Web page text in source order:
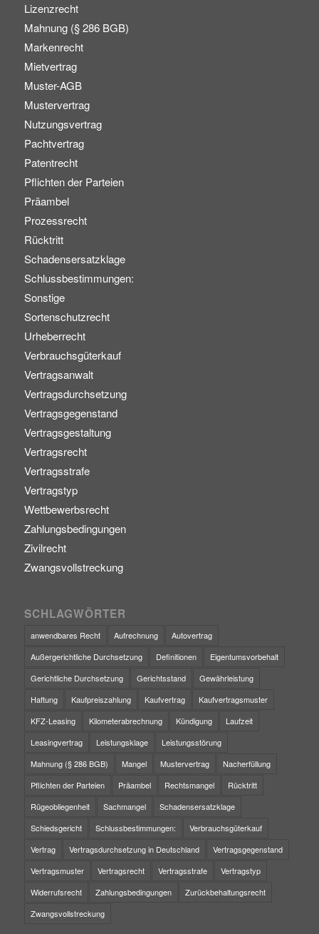
Lizenzrecht
Mahnung (§ 286 BGB)
Markenrecht
Mietvertrag
Muster-AGB
Mustervertrag
Nutzungsvertrag
Pachtvertrag
Patentrecht
Pflichten der Parteien
Präambel
Prozessrecht
Rücktritt
Schadensersatzklage
Schlussbestimmungen:
Sonstige
Sortenschutzrecht
Urheberrecht
Verbrauchsgüterkauf
Vertragsanwalt
Vertragsdurchsetzung
Vertragsgegenstand
Vertragsgestaltung
Vertragsrecht
Vertragsstrafe
Vertragstyp
Wettbewerbsrecht
Zahlungsbedingungen
Zivilrecht
Zwangsvollstreckung
SCHLAGWÖRTER
anwendbares Recht Aufrechnung
Autovertrag
Außergerichtliche Durchsetzung
Definitionen
Eigentumsvorbehalt
Gerichtliche Durchsetzung
Gerichtsstand
Gewährleistung
Haftung
Kaufpreiszahlung Kaufvertrag
Kaufvertragsmuster
KFZ-Leasing
Kilometerabrechnung Kündigung
Laufzeit
Leasingvertrag
Leistungsklage
Leistungsstörung
Mahnung (§ 286 BGB)
Mangel Mustervertrag
Nacherfüllung
Pflichten der Parteien
Präambel Rechtsmangel
Rücktritt
Rügeobliegenheit
Sachmangel
Schadensersatzklage
Schiedsgericht
Schlussbestimmungen:
Verbrauchsgüterkauf
Vertrag
Vertragsdurchsetzung in Deutschland
Vertragsgegenstand
Vertragsmuster
Vertragsrecht Vertragsstrafe
Vertragstyp
Widerrufsrecht
Zahlungsbedingungen
Zurückbehaltungsrecht
Zwangsvollstreckung